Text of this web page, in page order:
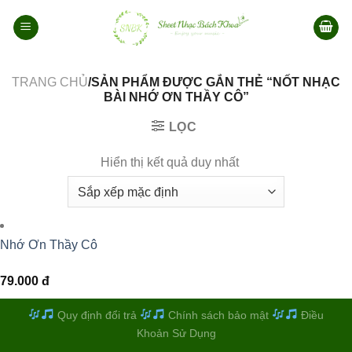
qua
TRANG CHỦ/SẢN PHẨM ĐƯỢC GẮN THẺ “NỐT NHẠC
BÀI NHỚ ƠN THẦY CÔ”
LỌC
Hiển thị kết quả duy nhất
Nhớ Ơn Thầy Cô
79.000 đ
Quy định đổi trả Chính sách bảo mật
Điều
Khoản Sử Dụng